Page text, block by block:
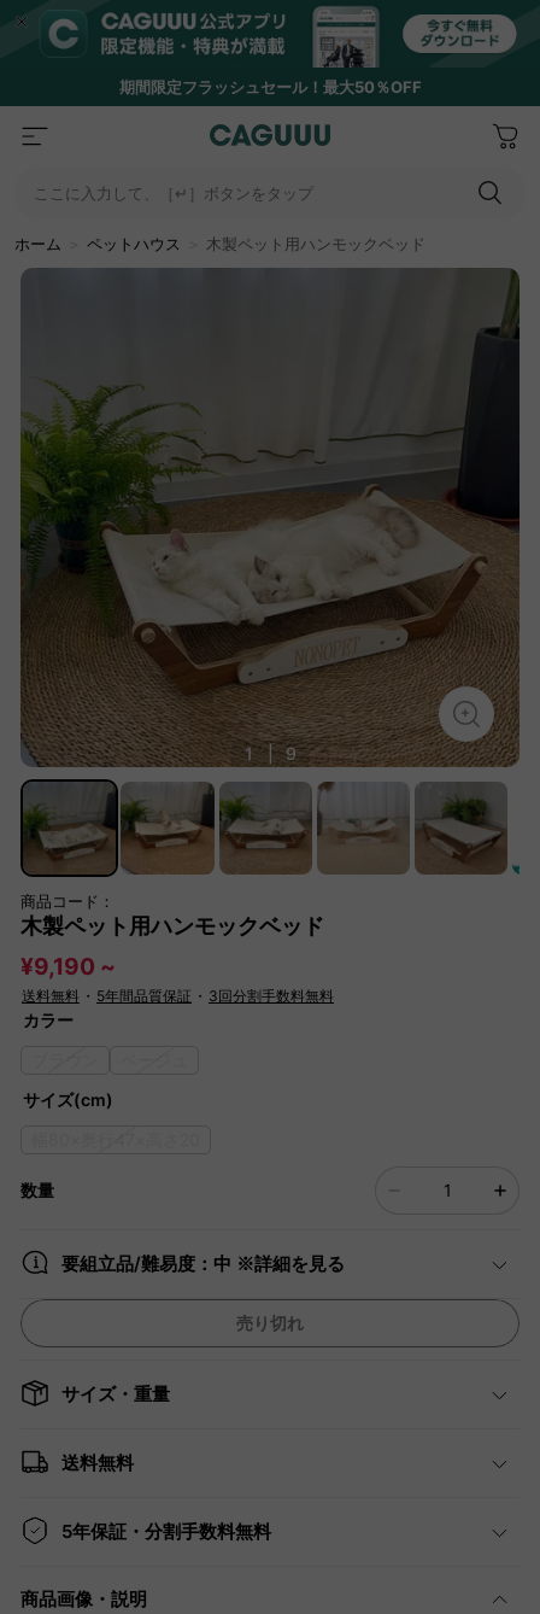
期間限定フラッシュセール！最大50％OFF
ここに入力して、［↵］ボタンをタップ
ホーム ペットハウス 木製ペット用ハンモックベッド
1 | 9
商品コード：
木製ペット用ハンモックベッド
¥9,190 ~
送料無料 ・ 5年間品質保証 ・ 3回分割手数料無料
カラー
サイズ(cm)
数量
要組立品/難易度：中 ※詳細を見る
売り切れ
サイズ・重量
送料無料
5年保証・分割手数料無料
商品画像・説明